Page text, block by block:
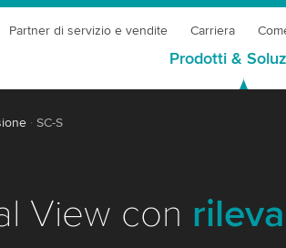
Partner di servizio e vendite Carriera
Prodotti &
SC-S
View con